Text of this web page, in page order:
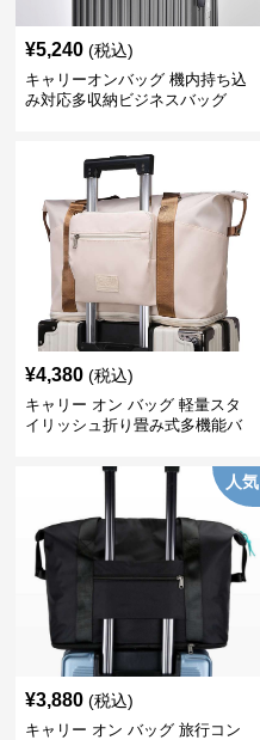
¥5,240 (税込)
キャリーオンバッグ 機内持ち込
み対応多収納ビジネスバッグ
¥4,380 (税込)
キャリー オン バッグ 軽量スタ
イリッシュ折り畳み式多機能バ
人気
¥3,880 (税込)
キャリー オン バッグ 旅行コン